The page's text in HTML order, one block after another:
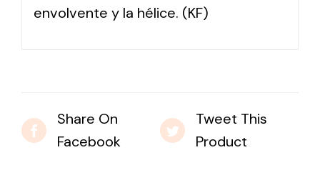
envolvente y la hélice. (KF)
Share On
Facebook
Tweet This
Product